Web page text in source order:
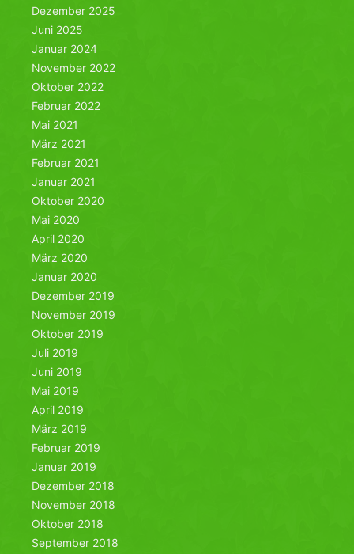
Dezember 2025
Juni 2025
Januar 2024
November 2022
Oktober 2022
Februar 2022
Mai 2021
März 2021
Februar 2021
Januar 2021
Oktober 2020
Mai 2020
April 2020
März 2020
Januar 2020
Dezember 2019
November 2019
Oktober 2019
Juli 2019
Juni 2019
Mai 2019
April 2019
März 2019
Februar 2019
Januar 2019
Dezember 2018
November 2018
Oktober 2018
September 2018